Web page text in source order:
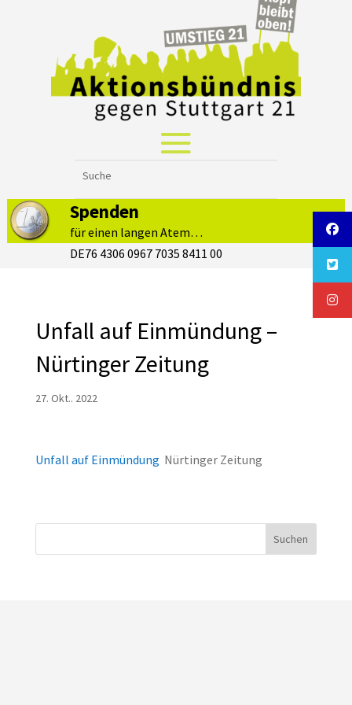
Spenden
für einen langen Atem…
DE76 4306 0967 7035 8411 00
Unfall auf Einmündung –
Nürtinger Zeitung
27. Okt.. 2022
Unfall auf Einmündung Nürtinger Zeitung
Suchen